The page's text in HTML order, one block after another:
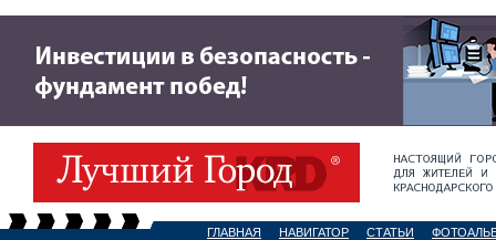
ГЛАВНАЯ НАВИГАТОР СТАТЬИ